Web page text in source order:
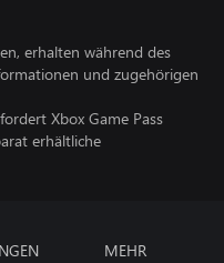
erhalten während des
und zugehörigen
Xbox Game Pass
erhältliche
MEHR